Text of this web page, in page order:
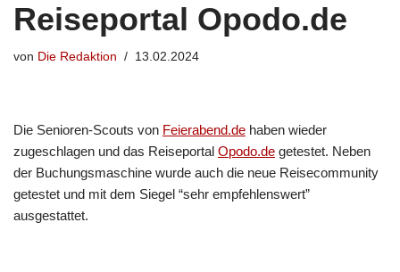
Reiseportal Opodo.de
von Die Redaktion 13.02.2024
Die Senioren-Scouts von Feierabend.de haben wieder
zugeschlagen und das Reiseportal Opodo.de getestet. Neben
der Buchungsmaschine wurde auch die neue Reisecommunity
getestet und mit dem Siegel “sehr empfehlenswert”
ausgestattet.